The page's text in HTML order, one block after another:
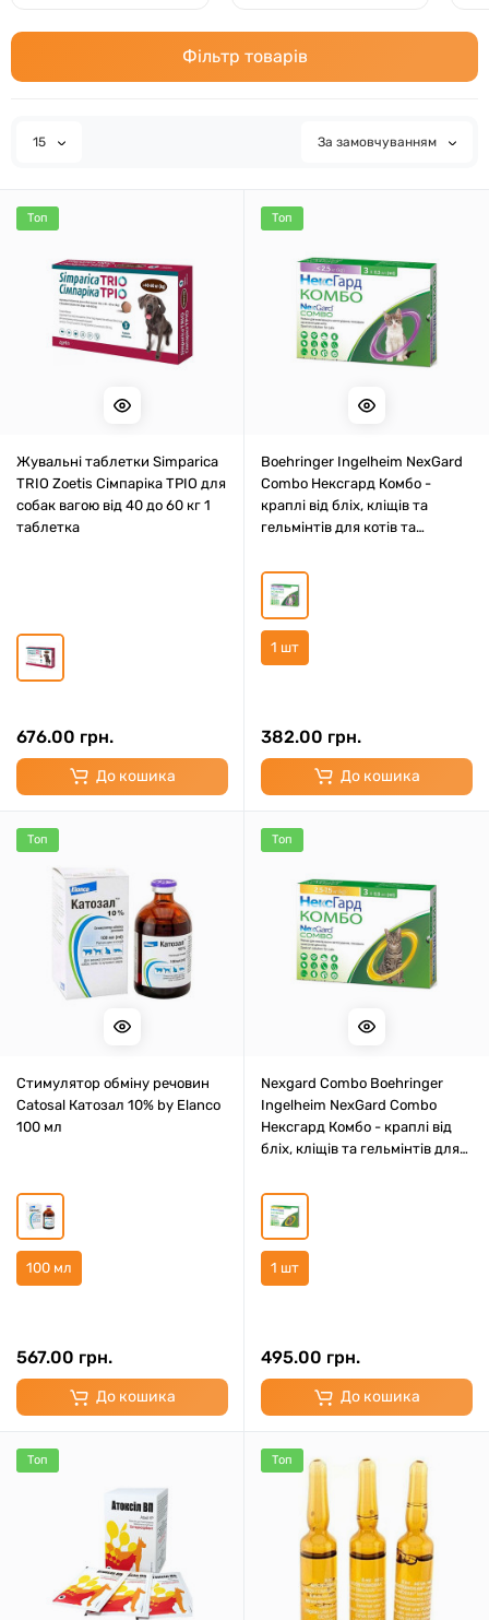
Фільтр товарів
15 За замовчуванням
Топ
Жувальні таблетки Simparica
TRIO Zoetis Сімпаріка ТРІО для
собак вагою від 40 до 60 кг 1
таблетка
676.00 грн.
До кошика
Топ
Boehringer Ingelheim NexGard
Combo Нексгард Комбо -
краплі від бліх, кліщів та
гельмінтів для котів та
та вагою до 2,5 кг 1 шт
1 шт
382.00 грн.
До кошика
Топ
Cтимулятор обміну речовин
Catosal Катозал 10% by Elanco
100 мл
100 мл
567.00 грн.
До кошика
Топ
Nexgard Combo Boehringer
Ingelheim NexGard Combo
Нексгард Комбо - краплі від
бліх, кліщів та гельмінтів для
тижневого віку та вагою від 2,5
до 7,5 кг 1 шт
1 шт
495.00 грн.
До кошика
Топ Топ